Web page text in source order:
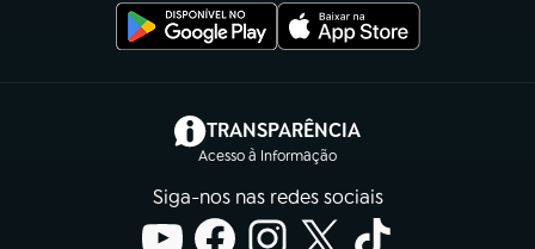
TRANSPARÊNCIA
Acesso à Informação
(abre em nova aba)
Siga-nos nas redes sociais